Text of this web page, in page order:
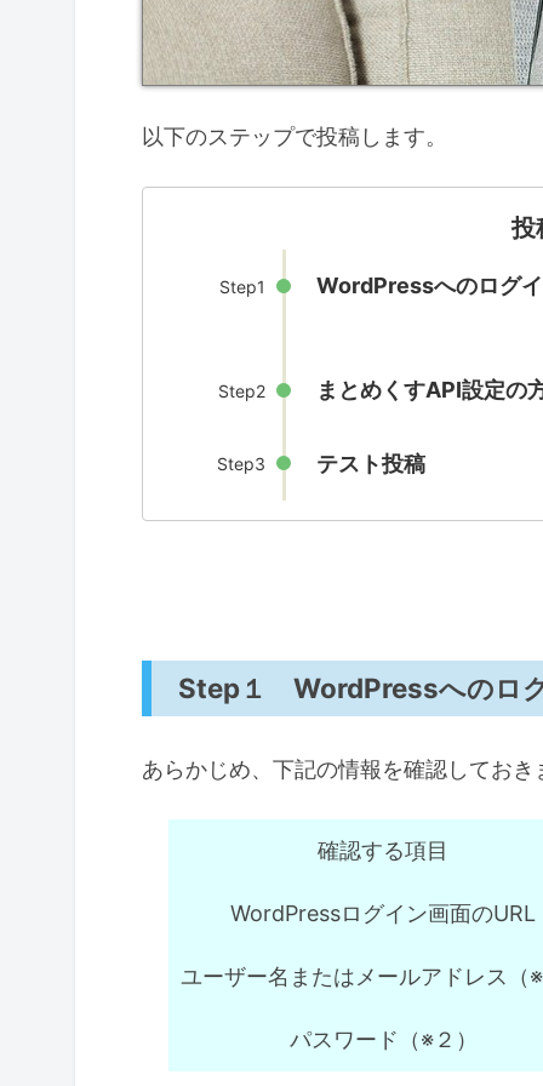
以下のステップで投稿します。
投
Step1 WordPressへのログ
Step2 まとめくすAPI設定の
Step3 テスト投稿
Step１ WordPressへのロ
あらかじめ、下記の情報を確認しておき
確認する項目
WordPressログイン画面のURL
ユーザー名またはメールアドレス（
パスワード（※２）